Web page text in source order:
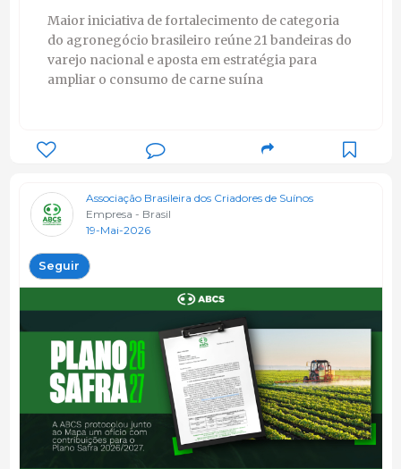
Maior iniciativa de fortalecimento de categoria
do agronegócio brasileiro reúne 21 bandeiras do
varejo nacional e aposta em estratégia para
ampliar o consumo de carne suína
Associação Brasileira dos Criadores de Suínos
Empresa - Brasil
19-Mai-2026
Seguir